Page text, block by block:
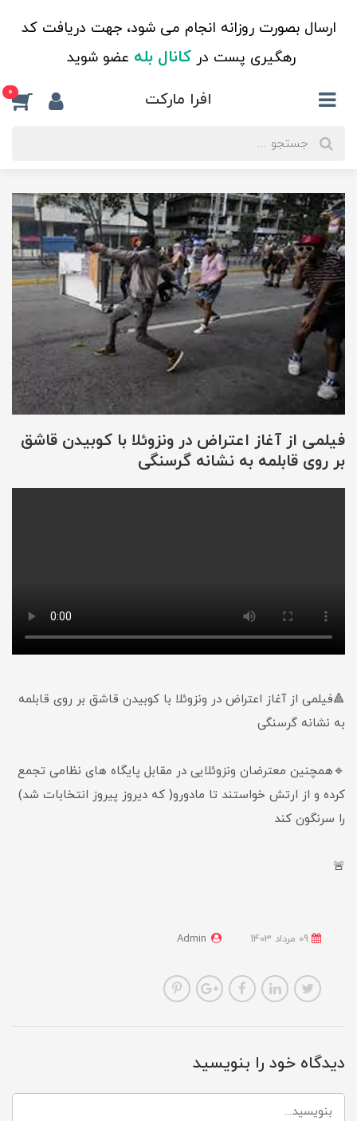
ارسال بصورت روزانه انجام می شود، جهت دریافت کد
رهگیری پست درکانال بله عضو شوید
افرا مارکت 0
فیلمی از آغاز اعتراض در ونزوئلا با کوبیدن قاشق
بر روی قابلمه به نشانه گرسنگی
🔺فیلمی از آغاز اعتراض در ونزوئلا با کوبیدن قاشق بر روی قابلمه
به نشانه گرسنگی
🔹همچنین معترضان ونزوئلایی در مقابل پایگاه های نظامی تجمع
کرده و از ارتش خواستند تا مادورو( که دیروز پیروز انتخابات شد)
را سرنگون کند
🚨
Admin
دیدگاه خود را بنویسید